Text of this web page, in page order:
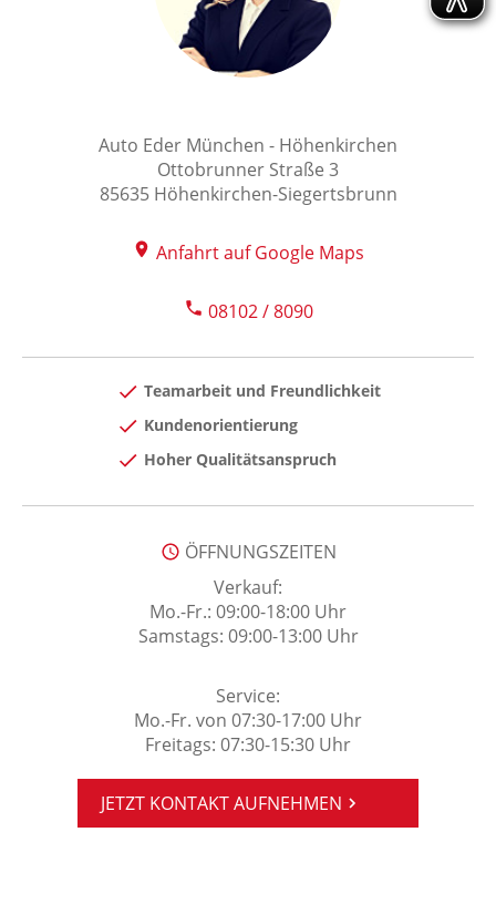
Auto Eder München - Höhenkirchen
Ottobrunner Straße 3
85635 Höhenkirchen-Siegertsbrunn
Anfahrt auf Google Maps
08102 / 8090
Teamarbeit und Freundlichkeit
Kundenorientierung
Hoher Qualitätsanspruch
ÖFFNUNGSZEITEN
Verkauf:
Mo.-Fr.: 09:00-18:00 Uhr
Samstags: 09:00-13:00 Uhr
Service:
Mo.-Fr. von 07:30-17:00 Uhr
Freitags: 07:30-15:30 Uhr
JETZT KONTAKT AUFNEHMEN